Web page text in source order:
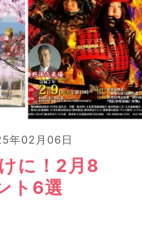
年02月06日
に！2月8
ト6選